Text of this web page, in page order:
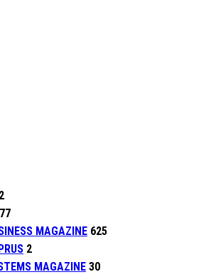
2
MAGAZINE 625
2
MAGAZINE 30